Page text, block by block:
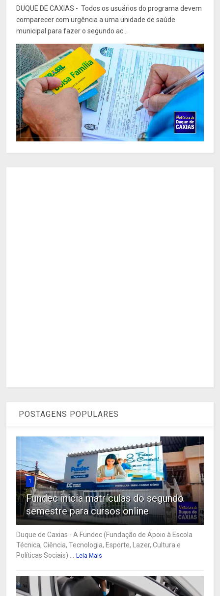
DUQUE DE CAXIAS - Todos os usuários do programa devem
comparecer com urgência a uma unidade de saúde
municipal para fazer o segundo ac...
POSTAGENS POPULARES
1
Fundec inicia matrículas do segundo
semestre para cursos online
Duque de Caxias - A Fundec (Fundação de Apoio à Escola
Técnica, Ciência, Tecnologia, Esporte, Lazer, Cultura e
Políticas Sociais) ...
Leia Mais